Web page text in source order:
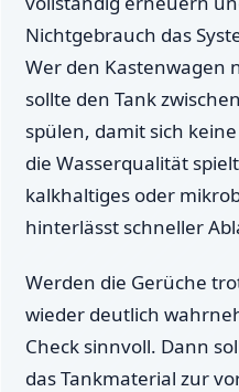
Nichtgebrauch das
Wer den Kastenwagen
sollte den Tank
spülen, damit sich
die Wasserqualität
kalkhaltiges oder
hinterlässt schneller
Werden die Gerüche
wieder deutlich
Check sinnvoll. Dann
das Tankmaterial zur